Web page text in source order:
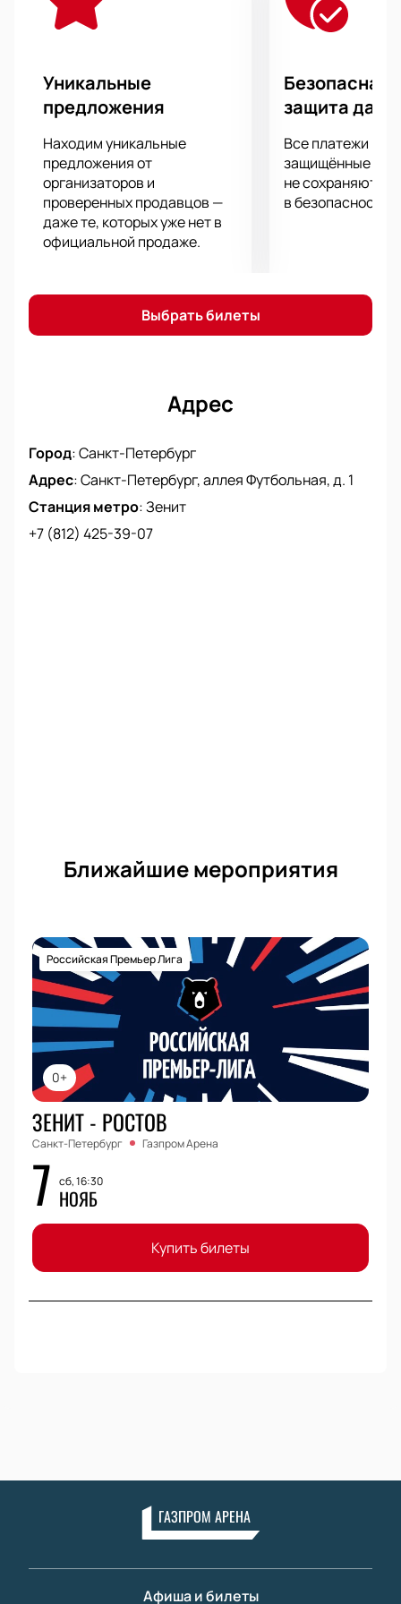
Уникальные
предложения
Находим уникальные
предложения от
организаторов и
проверенных продавцов —
даже те, которых уже нет в
официальной продаже.
Безопасная
защита
Все платежи
защищённые
не сохраняются
в безопасности.
Выбрать билеты
Адрес
Город:Санкт-Петербург
Адрес:Санкт-Петербург, аллея Футбольная, д. 1
Станция метро:Зенит
+7 (812) 425-39-07
Ближайшие мероприятия
0+
Российская Премьер Лига
ЗЕНИТ - РОСТОВ
Санкт-Петербург Газпром Арена
7 сб, 16:30
НОЯБ
Купить билеты
ГАЗПРОМ АРЕНА
Афиша и билеты